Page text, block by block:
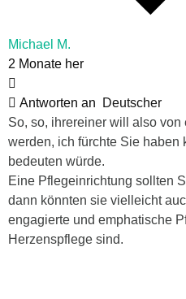
Michael M.
2 Monate her
Antworten an
Deutscher
So, so, ihrereiner will also
werden, ich fürchte Sie haben
bedeuten würde.
Eine Pflegeinrichtung sollten
dann könnten sie vielleicht
engagierte und emphatische
Herzenspflege sind.